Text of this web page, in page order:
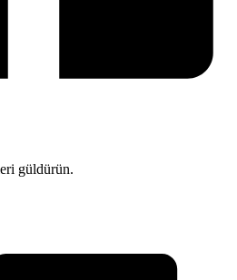
güldürün.